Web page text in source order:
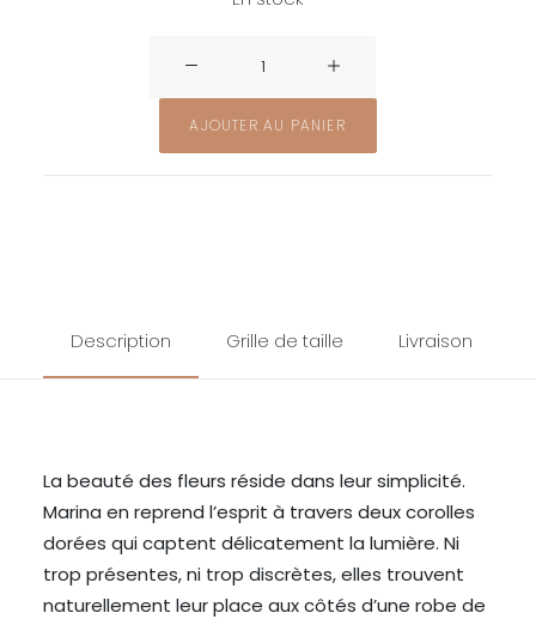
AJOUTER AU PANIER
Description Grille de taille Livraison
La beauté des fleurs réside dans leur simplicité.
Marina en reprend l’esprit à travers deux corolles
dorées qui captent délicatement la lumière. Ni
trop présentes, ni trop discrètes, elles trouvent
naturellement leur place aux côtés d’une robe de